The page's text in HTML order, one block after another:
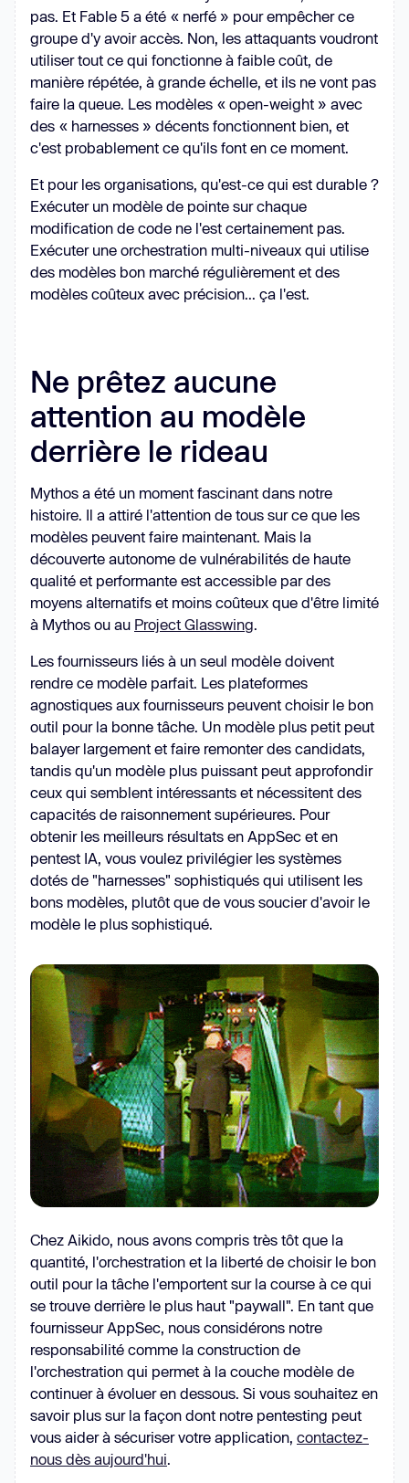
pas. Et Fable 5 a été « nerfé » pour empêcher ce
groupe d'y avoir accès. Non, les attaquants voudront
utiliser tout ce qui fonctionne à faible coût, de
manière répétée, à grande échelle, et ils ne vont pas
faire la queue. Les modèles « open-weight » avec
des « harnesses » décents fonctionnent bien, et
c'est probablement ce qu'ils font en ce moment.
Et pour les organisations, qu'est-ce qui est durable ?
Exécuter un modèle de pointe sur chaque
modification de code ne l'est certainement pas.
Exécuter une orchestration multi-niveaux qui utilise
des modèles bon marché régulièrement et des
modèles coûteux avec précision... ça l'est.
Ne prêtez aucune
attention au modèle
derrière le rideau
Mythos a été un moment fascinant dans notre
histoire. Il a attiré l'attention de tous sur ce que les
modèles peuvent faire maintenant. Mais la
découverte autonome de vulnérabilités de haute
qualité et performante est accessible par des
moyens alternatifs et moins coûteux que d'être limité
à Mythos ou au Project Glasswing.
Les fournisseurs liés à un seul modèle doivent
rendre ce modèle parfait. Les plateformes
agnostiques aux fournisseurs peuvent choisir le bon
outil pour la bonne tâche. Un modèle plus petit peut
balayer largement et faire remonter des candidats,
tandis qu'un modèle plus puissant peut approfondir
ceux qui semblent intéressants et nécessitent des
capacités de raisonnement supérieures. Pour
obtenir les meilleurs résultats en AppSec et en
pentest IA, vous voulez privilégier les systèmes
dotés de "harnesses" sophistiqués qui utilisent les
bons modèles, plutôt que de vous soucier d'avoir le
modèle le plus sophistiqué.
Chez Aikido, nous avons compris très tôt que la
quantité, l'orchestration et la liberté de choisir le bon
outil pour la tâche l'emportent sur la course à ce qui
se trouve derrière le plus haut "paywall". En tant que
fournisseur AppSec, nous considérons notre
responsabilité comme la construction de
l'orchestration qui permet à la couche modèle de
continuer à évoluer en dessous. Si vous souhaitez en
savoir plus sur la façon dont notre pentesting peut
vous aider à sécuriser votre application, contactez-
nous dès aujourd'hui.